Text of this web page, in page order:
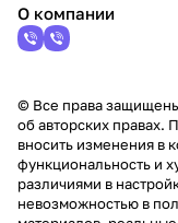
О компании
© Все права
об авторских правах.
вносить изменения в
функциональность и
различиями в
невозможностью в